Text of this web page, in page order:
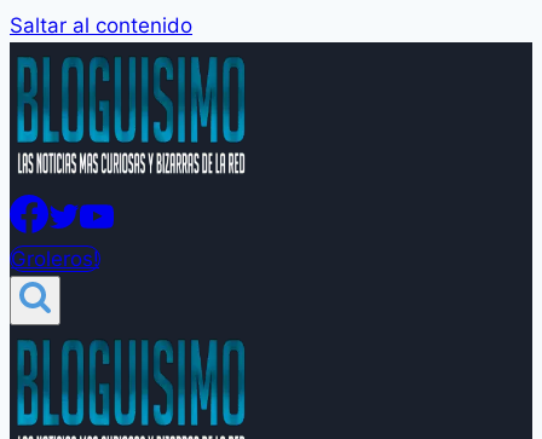
Saltar al contenido
Groleros!